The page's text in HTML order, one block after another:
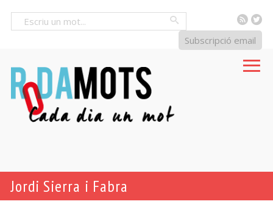
RSS
Subscripció email
Jordi Sierra i Fabra